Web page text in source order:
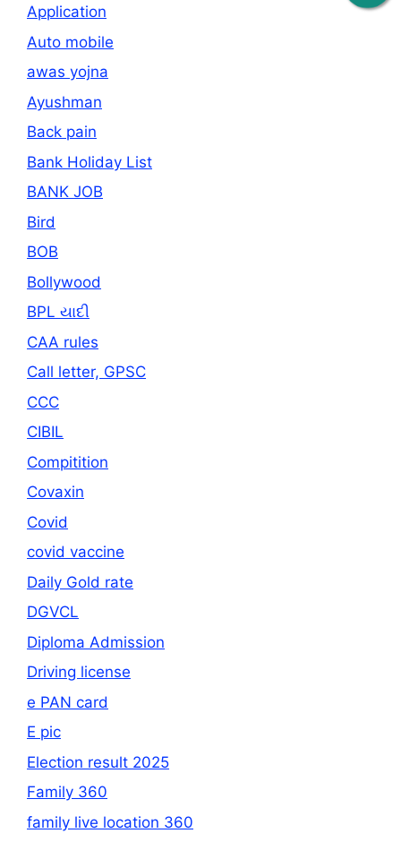
Application
Auto mobile
awas yojna
Ayushman
Back pain
Bank Holiday List
BANK JOB
Bird
BOB
Bollywood
BPL યાદી
CAA rules
Call letter, GPSC
CCC
CIBIL
Compitition
Covaxin
Covid
covid vaccine
Daily Gold rate
DGVCL
Diploma Admission
Driving license
e PAN card
E pic
Election result 2025
Family 360
family live location 360